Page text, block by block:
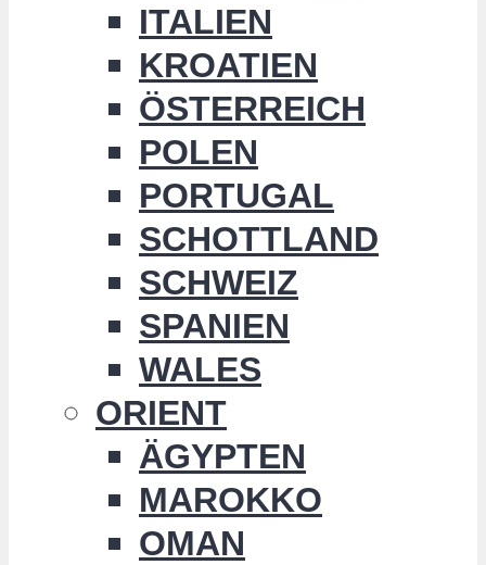
ITALIEN
KROATIEN
ÖSTERREICH
POLEN
PORTUGAL
SCHOTTLAND
SCHWEIZ
SPANIEN
WALES
ORIENT
ÄGYPTEN
MAROKKO
OMAN